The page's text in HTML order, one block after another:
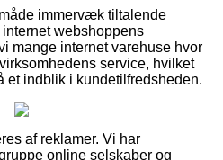
immervæk tiltalende
webshoppens
mange internet varehuse hvor
service, hvilket
et indblik i kundetilfredsheden.
af reklamer. Vi har
online selskaber og